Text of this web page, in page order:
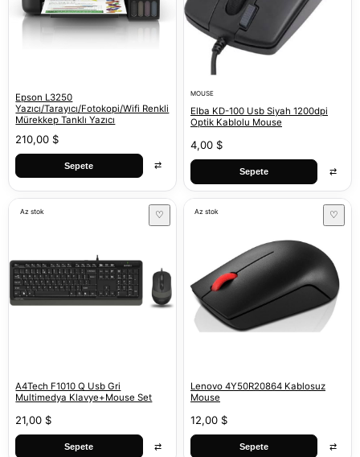
Epson L3250
Yazıcı/Tarayıcı/Fotokopi/Wifi Renkli
Mürekkep Tanklı Yazıcı
210,00 $
Sepete ⇄
MOUSE
Elba KD-100 Usb Siyah 1200dpi
Optik Kablolu Mouse
4,00 $
Sepete ⇄
Az stok ♡
A4Tech F1010 Q Usb Gri
Multimedya Klavye+Mouse Set
21,00 $
Sepete ⇄
Az stok ♡
Lenovo 4Y50R20864 Kablosuz
Mouse
12,00 $
Sepete ⇄